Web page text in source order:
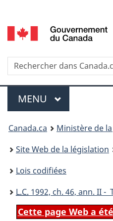
selection
Recherche
Menu
MENU PRINCIPAL
You
are
here:
Canada.ca
Ministère de la
Site Web de la législation
Lois codifiées
L.C. 1992, ch. 46, ann. II -
Cette page Web a